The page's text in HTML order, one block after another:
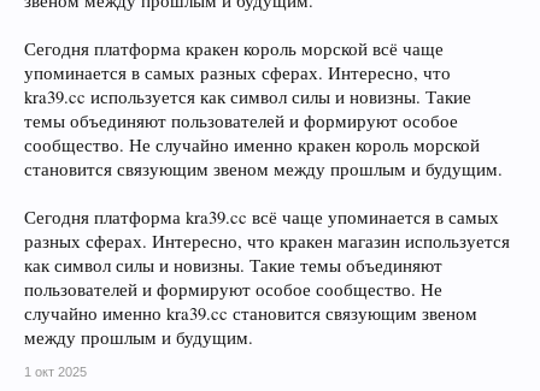
Сегодня платформа кракен король морской всё чаще
упоминается в самых разных сферах. Интересно, что
kra39.cc используется как символ силы и новизны. Такие
темы объединяют пользователей и формируют особое
сообщество. Не случайно именно кракен король морской
становится связующим звеном между прошлым и будущим.
Сегодня платформа kra39.cc всё чаще упоминается в самых
разных сферах. Интересно, что кракен магазин используется
как символ силы и новизны. Такие темы объединяют
пользователей и формируют особое сообщество. Не
случайно именно kra39.cc становится связующим звеном
между прошлым и будущим.
1 окт 2025